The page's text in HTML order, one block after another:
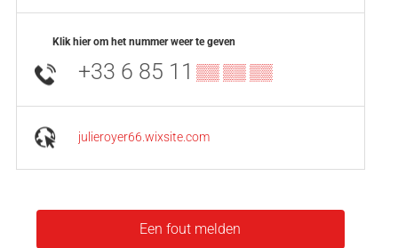
Klik hier om het nummer weer te geven
+33 6 85 11 ▒▒ ▒▒ ▒▒
julieroyer66.wixsite.com
Een fout melden